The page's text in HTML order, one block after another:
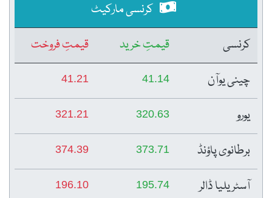
کرنسی مارکیٹ
کرنسی
قیمتِ خرید
قیمتِ فروخت
چینی یوآن
41.14
41.21
یورو 320.63
321.21
برطانوی پاؤنڈ 373.71
374.39
آسٹریلیا ڈالر 195.74
196.10